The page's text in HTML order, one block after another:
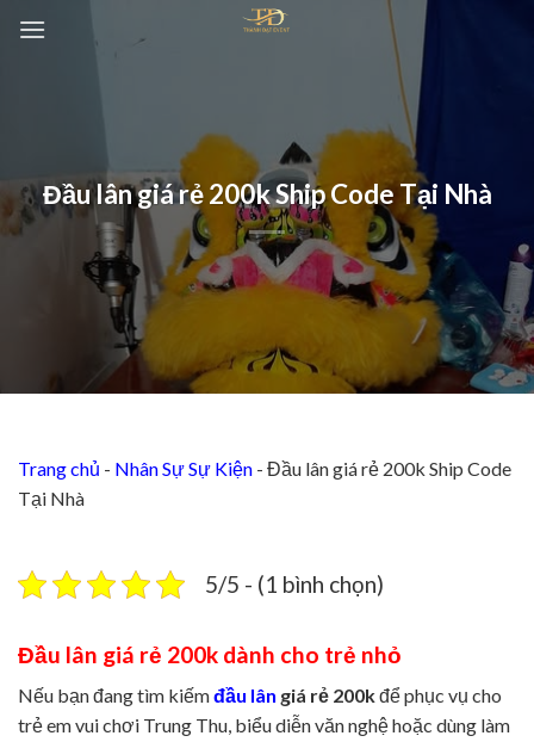
đến
Đầu lân giá rẻ 200k Ship Code Tại Nhà
Trang chủ - Nhân Sự Sự Kiện - Đầu lân giá rẻ 200k Ship Code
Tại Nhà
5/5 - (1 bình chọn)
Đầu lân giá rẻ 200k dành cho trẻ nhỏ
Nếu bạn đang tìm kiếmđầu lân giá rẻ 200kđể phục vụ cho
trẻ em vui chơi Trung Thu, biểu diễn văn nghệ hoặc dùng làm